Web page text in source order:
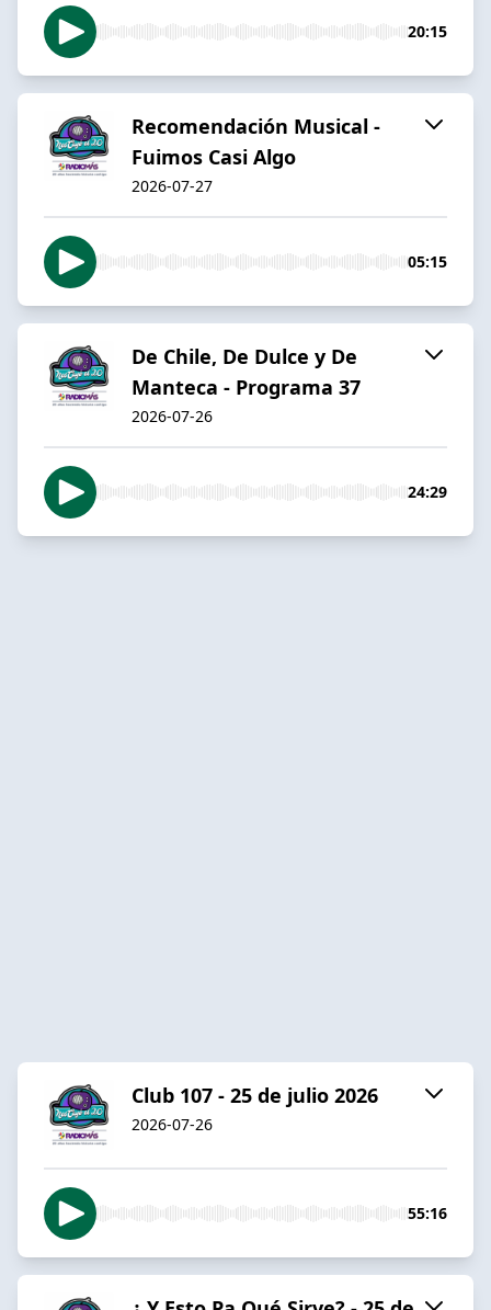
20:15
Recomendación Musical -
Fuimos Casi Algo
2026-07-27
05:15
De Chile, De Dulce y De
Manteca - Programa 37
2026-07-26
24:29
Club 107 - 25 de julio 2026
2026-07-26
55:16